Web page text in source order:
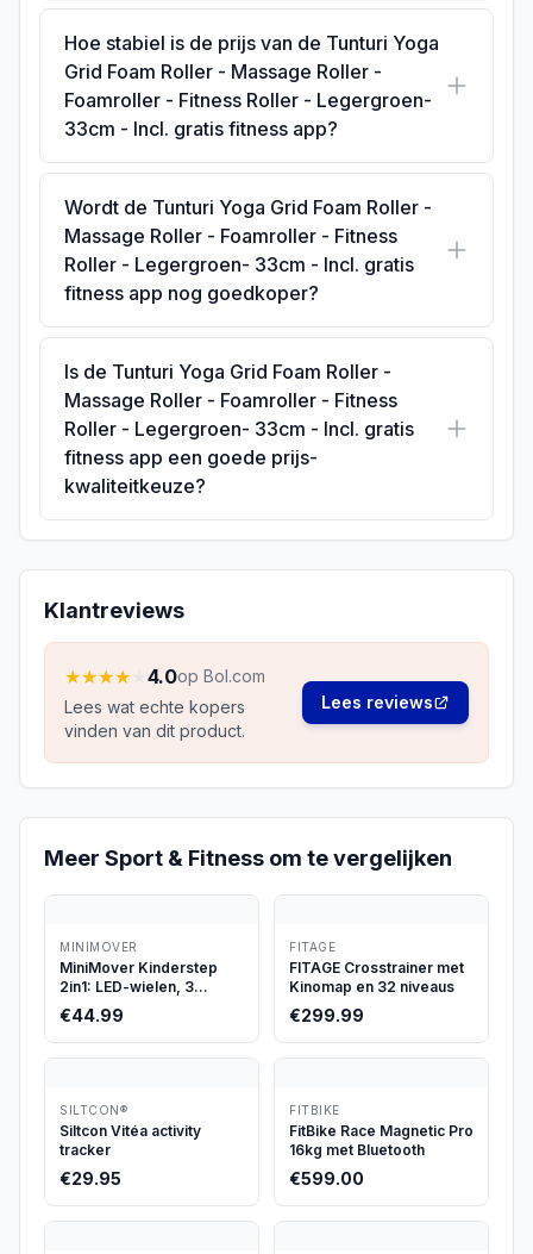
Hoe stabiel is de prijs van de Tunturi Yoga
Grid Foam Roller - Massage Roller -
Foamroller - Fitness Roller - Legergroen-
33cm - Incl. gratis fitness app?
Wordt de Tunturi Yoga Grid Foam Roller -
Massage Roller - Foamroller - Fitness
Roller - Legergroen- 33cm - Incl. gratis
fitness app nog goedkoper?
Is de Tunturi Yoga Grid Foam Roller -
Massage Roller - Foamroller - Fitness
Roller - Legergroen- 33cm - Incl. gratis
fitness app een goede prijs-
kwaliteitkeuze?
Klantreviews
★★★★ 4.0op Bol.com
Lees wat echte kopers
vinden van dit product.
Lees reviews
Meer Sport & Fitness om te vergelijken
MINIMOVER
MiniMover Kinderstep
2in1: LED-wielen, 3
wielen, tot 50kg
€44.99
FITAGE
FITAGE Crosstrainer met
Kinomap en 32 niveaus
€299.99
SILTCON®
Siltcon Vitéa activity
tracker
€29.95
FITBIKE
FitBike Race Magnetic Pro
16kg met Bluetooth
€599.00